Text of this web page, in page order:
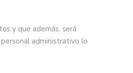
y que además, será
administrativo lo